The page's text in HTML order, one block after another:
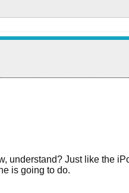
understand? Just like the
is going to do.